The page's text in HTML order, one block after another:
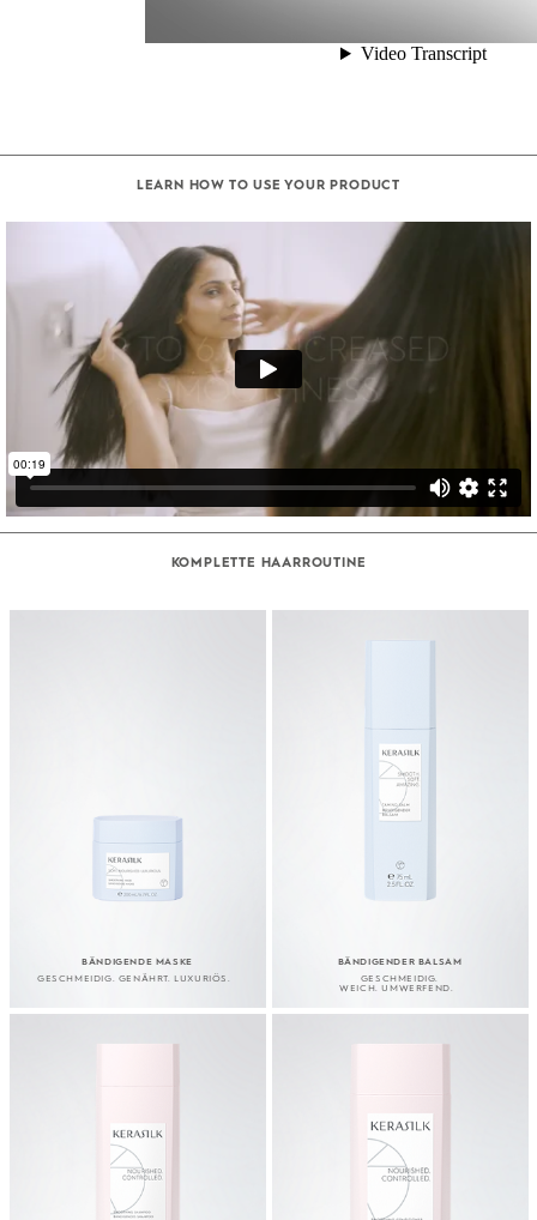
LEARN HOW TO USE YOUR PRODUCT
KOMPLETTE HAARROUTINE
BÄNDIGENDE MASKE
GESCHMEIDIG. GENÄHRT. LUXURIÖS.
BÄNDIGENDER BALSAM
GESCHMEIDIG.
WEICH. UMWERFEND.